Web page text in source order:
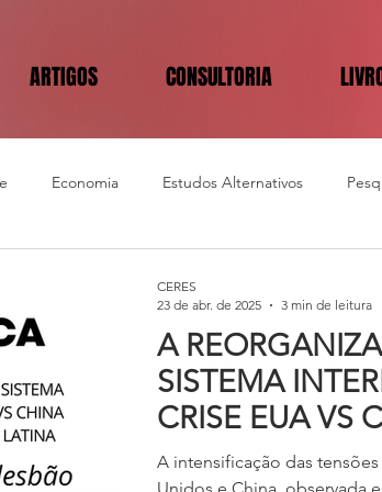
ARTIGOS CONSULTORIA
Economia Estudos Alternativos
A
SISTEMA
CRISE EUA VS
IMPACTOS NA
A intensificação das
CERES
23 de abr. de 2025
3 min de leitura